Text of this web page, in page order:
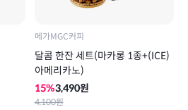
메가MGC커피
달콤 한잔 세트(마카롱 1종+(ICE)
아메리카노)
15%3,490원
4,100원